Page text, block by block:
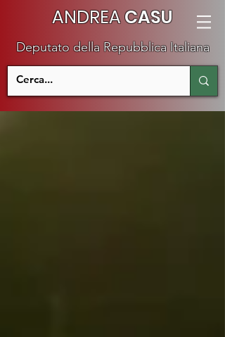
ANDREACASU
Deputato della Repubblica Italiana